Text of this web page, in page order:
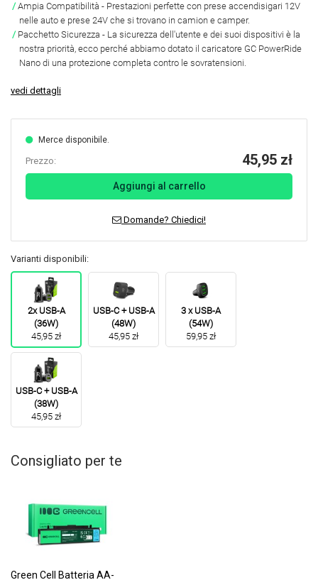
Ampia Compatibilità - Prestazioni perfette con prese accendisigari 12V
nelle auto e prese 24V che si trovano in camion e camper.
Pacchetto Sicurezza - La sicurezza dell'utente e dei suoi dispositivi è la
nostra priorità, ecco perché abbiamo dotato il caricatore GC PowerRide
Nano di una protezione completa contro le sovratensioni.
vedi dettagli
Merce disponibile.
Prezzo: 45,95 zł
Aggiungi al carrello
Domande? Chiedici!
Varianti disponibili:
2x USB-A
(36W)
45,95 zł
USB-C + USB-A
(48W)
45,95 zł
3 x USB-A
(54W)
59,95 zł
USB-C + USB-A
(38W)
45,95 zł
Consigliato per te
Green Cell Batteria AA-